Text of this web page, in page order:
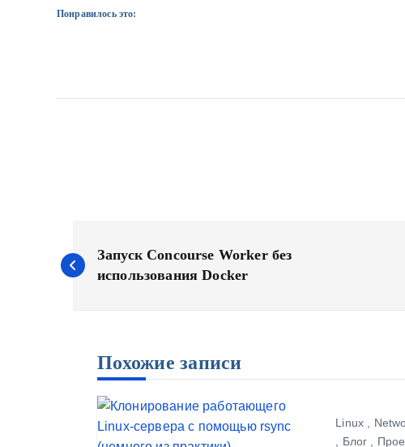
Понравилось это:
а
в
Запуск Concourse Worker без
использования Docker
Похожие записи
Linux
Блог